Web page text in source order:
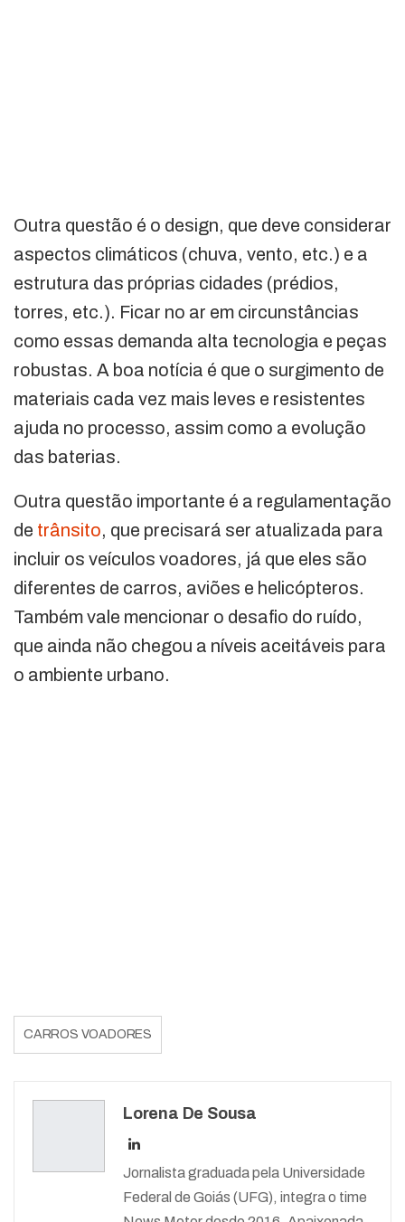
Outra questão é o design, que deve considerar
aspectos climáticos (chuva, vento, etc.) e a
estrutura das próprias cidades (prédios,
torres, etc.). Ficar no ar em circunstâncias
como essas demanda alta tecnologia e peças
robustas. A boa notícia é que o surgimento de
materiais cada vez mais leves e resistentes
ajuda no processo, assim como a evolução
das baterias.
Outra questão importante é a regulamentação
de trânsito, que precisará ser atualizada para
incluir os veículos voadores, já que eles são
diferentes de carros, aviões e helicópteros.
Também vale mencionar o desafio do ruído,
que ainda não chegou a níveis aceitáveis para
o ambiente urbano.
CARROS VOADORES
Lorena De Sousa
Jornalista graduada pela Universidade
Federal de Goiás (UFG), integra o time